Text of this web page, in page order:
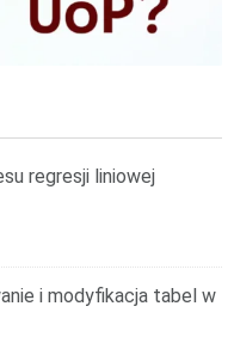
regresji liniowej
i modyfikacja tabel w